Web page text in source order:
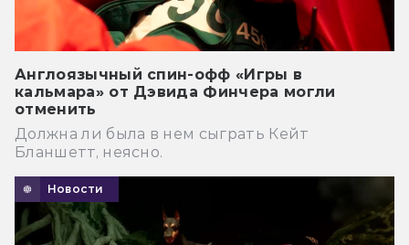
Англоязычный спин-офф «Игры в
кальмара» от Дэвида Финчера могли
отменить
Должна ли была в нем сыграть Кейт
Бланшетт, неясно.
Новости